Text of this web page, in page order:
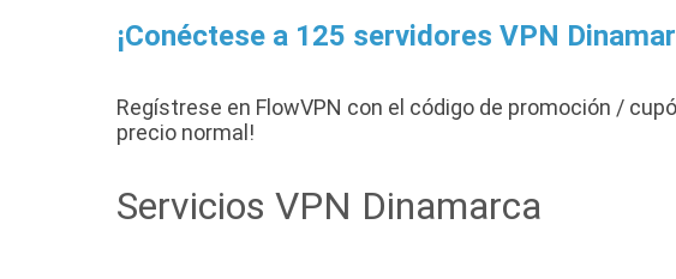
¡Conéctese a 125 servidores VPN
Regístrese en FlowVPN con el código de promoción /
precio normal!
Servicios VPN Dinamarca